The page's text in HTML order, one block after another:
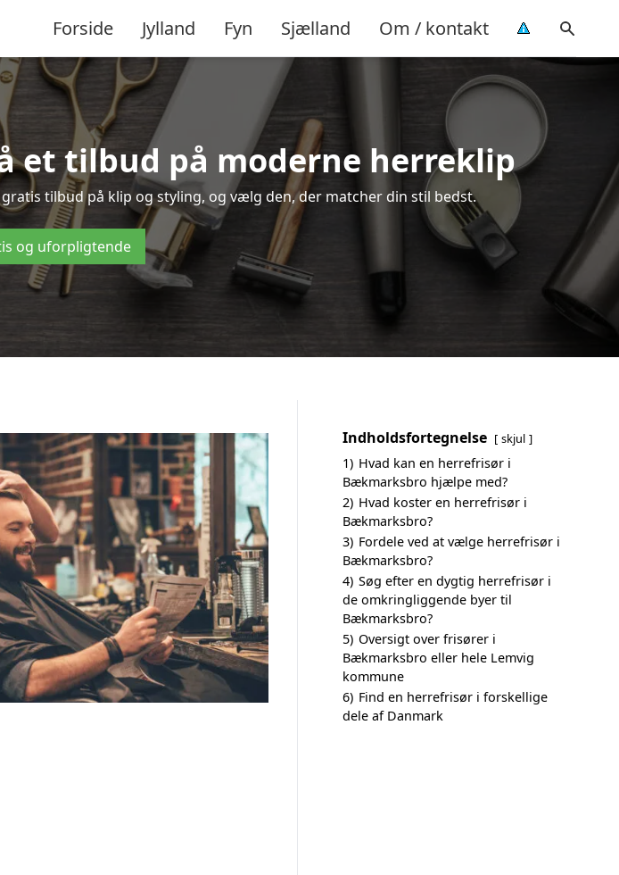
Forside Jylland Fyn Sjælland Om / kontakt
et tilbud på moderne herreklip
tilbud på klip og styling, og vælg den, der matcher din stil bedst.
og uforpligtende
Indholdsfortegnelse skjul
1) Hvad kan en herrefrisør i
Bækmarksbro hjælpe med?
2) Hvad koster en herrefrisør i
Bækmarksbro?
3) Fordele ved at vælge herrefrisør i
Bækmarksbro?
4) Søg efter en dygtig herrefrisør i
de omkringliggende byer til
Bækmarksbro?
5) Oversigt over frisører i
Bækmarksbro eller hele Lemvig
kommune
6) Find en herrefrisør i forskellige
dele af Danmark